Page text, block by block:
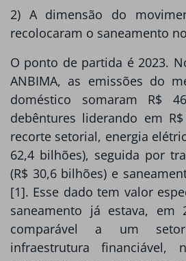
2) A dimensão do
recolocaram o saneamento
O ponto de partida é 2023.
ANBIMA, as emissões do
doméstico somaram R$
debêntures liderando em
recorte setorial, energia
62,4 bilhões), seguida por
(R$ 30,6 bilhões) e
[1]. Esse dado tem valor
saneamento já estava, em
comparável a um
infraestrutura financiável,